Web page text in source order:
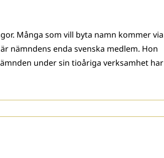
Många som vill byta namn kommer via
nämndens enda svenska medlem. Hon
under sin tioåriga verksamhet har